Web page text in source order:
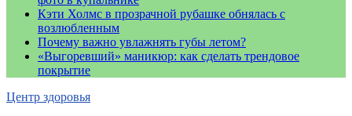
Кэти Холмс в прозрачной рубашке обнялась с
возлюбленным
Почему важно увлажнять губы летом?
«Выгоревший» маникюр: как сделать трендовое
покрытие
Центр здоровья